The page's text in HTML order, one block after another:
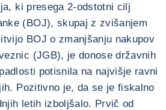
ki presega 2-odstotni cilj
(BOJ), skupaj z zvišanjem
BOJ o zmanjšanju nakupov
(JGB), je donose državnih
potisnila na najvišje ravni
Pozitivno je, da se je fiskalno
letih izboljšalo. Prvič od